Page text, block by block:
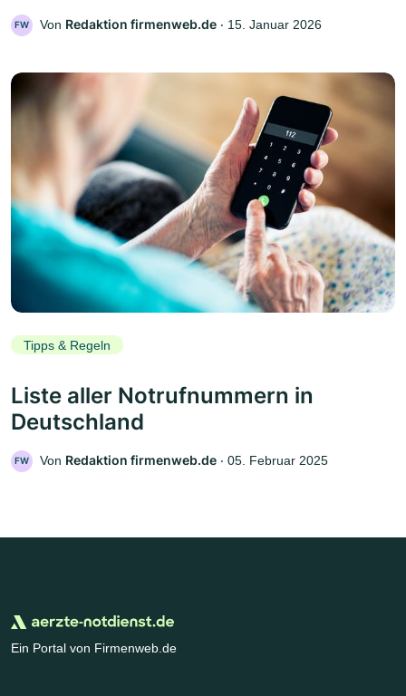
FW Von Redaktion firmenweb.de ‧ 15. Januar 2026
Tipps & Regeln
Liste aller Notrufnummern in
Deutschland
FW Von Redaktion firmenweb.de ‧ 05. Februar 2025
Ein Portal von Firmenweb.de